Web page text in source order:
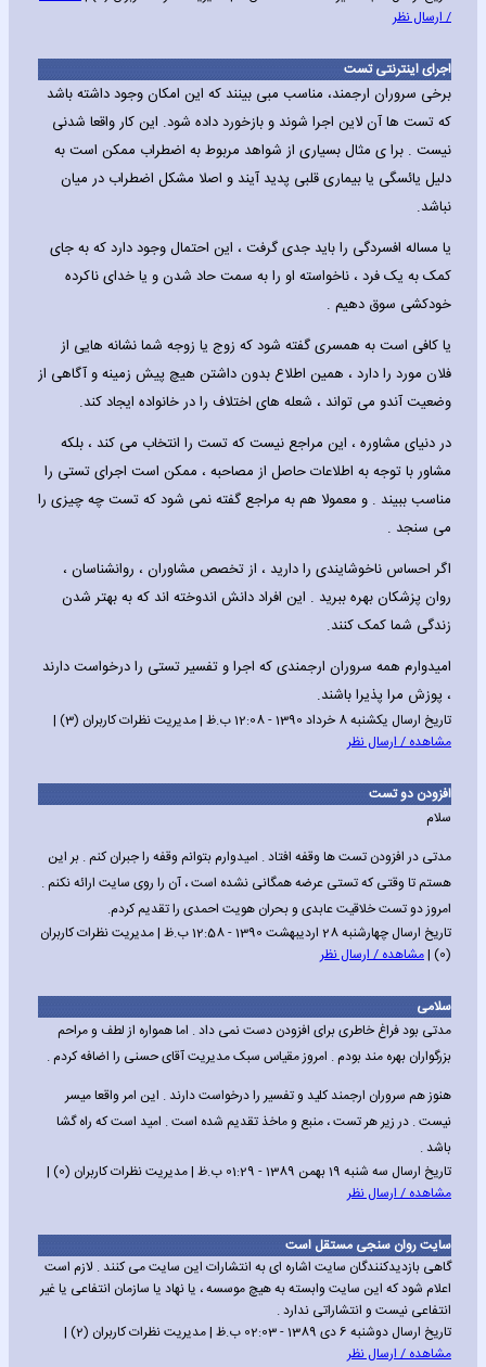
/ ارسال نظر
اجرای اینترنتی تست
برخی سروران ارجمند، مناسب مبی بینند که این امکان وجود داشته باشد
که تست ها آن لاین اجرا شوند و بازخورد داده شود. این کار واقعا شدنی
نیست . برا ی مثال بسیاری از شواهد مربوط به اضطراب ممکن است به
دلیل یائسگی یا بیماری قلبی پدید آیند و اصلا مشکل اضطراب در میان
نباشد.
یا مساله افسردگی را باید جدی گرفت ، این احتمال وجود دارد که به جای
کمک به یک فرد ، ناخواسته او را به سمت حاد شدن و یا خدای ناکرده
خودکشی سوق دهیم .
یا کافی است به همسری گفته شود که زوج یا زوجه شما نشانه هایی از
فلان مورد را دارد ، همین اطلاع بدون داشتن هیچ پیش زمینه و آگاهی از
وضعیت آندو می تواند ، شعله های اختلاف را در خانواده ایجاد کند.
در دنیای مشاوره ، این مراجع نیست که تست را انتخاب می کند ، بلکه
مشاور با توجه به اطلاعات حاصل از مصاحبه ، ممکن است اجرای تستی را
مناسب ببیند . و معمولا هم به مراجع گفته نمی شود که تست چه چیزی را
می سنجد .
اگر احساس ناخوشایندی را دارید ، از تخصص مشاوران ، روانشناسان ،
روان پزشکان بهره ببرید . این افراد دانش اندوخته اند که به بهتر شدن
زندگی شما کمک کنند.
امیدوارم همه سروران ارجمندی که اجرا و تفسیر تستی را درخواست دارند
، پوزش مرا پذیرا باشند.
تاریخ ارسال یکشنبه 8 خرداد 1390 - 12:08 ب.ظ | مدیریت نظرات کاربران (3) |
مشاهده / ارسال نظر
افزودن دو تست
سلام
مدتی در افزودن تست ها وقفه افتاد . امیدوارم بتوانم وقفه را جبران کنم . بر این
هستم تا وقتی که تستی عرضه همگانی نشده است ، آن را روی سایت ارائه نکنم .
امروز دو تست خلاقیت عابدی و بحران هویت احمدی را تقدیم کردم.
تاریخ ارسال چهارشنبه 28 اردیبهشت 1390 - 12:58 ب.ظ | مدیریت نظرات کاربران
(0) |
مشاهده / ارسال نظر
سلامی
مدتی بود فراغ خاطری برای افزودن دست نمی داد . اما همواره از لطف و مراحم
بزرگواران بهره مند بودم . امروز مقیاس سبک مدیریت آقای حسنی را اضافه کردم .
هنوز هم سروران ارجمند کلید و تفسیر را درخواست دارند . این امر واقعا میسر
نیست . در زیر هر تست ، منبع و ماخذ تقدیم شده است . امید است که راه گشا
باشد .
تاریخ ارسال سه شنبه 19 بهمن 1389 - 01:29 ب.ظ | مدیریت نظرات کاربران (0) |
مشاهده / ارسال نظر
سایت روان سنجی مستقل است
گاهی بازدیدکنندگان سایت اشاره ای به انتشارات این سایت می کنند . لازم است
اعلام شود که این سایت وابسته به هیچ موسسه ، یا نهاد یا سازمان انتفاعی یا غیر
انتفاعی نیست و انتشاراتی ندارد .
تاریخ ارسال دوشنبه 6 دی 1389 - 02:03 ب.ظ | مدیریت نظرات کاربران (2) |
مشاهده / ارسال نظر